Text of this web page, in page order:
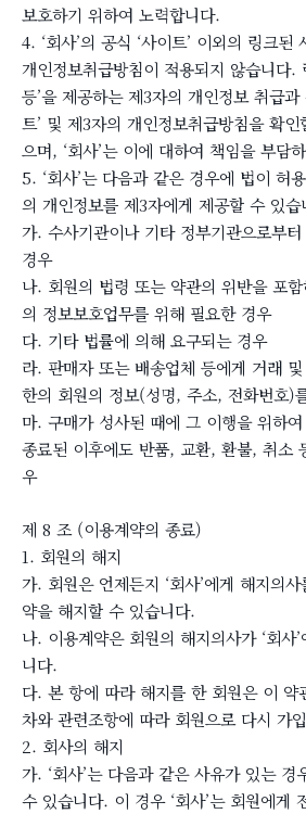
보호하기 위하여 노력합니다.
4. ‘회사’의 공식 ‘사이트’ 이외의 링크된
개인정보취급방침이 적용되지 않습니다.
등’을 제공하는 제3자의 개인정보 취급과
트’ 및 제3자의 개인정보취급방침을 확
으며, ‘회사’는 이에 대하여 책임을 부담
5. ‘회사’는 다음과 같은 경우에 법이 허
의 개인정보를 제3자에게 제공할 수 있습
가. 수사기관이나 기타 정부기관으로부
경우
나. 회원의 법령 또는 약관의 위반을 포
의 정보보호업무를 위해 필요한 경우
다. 기타 법률에 의해 요구되는 경우
라. 판매자 또는 배송업체 등에게 거래
한의 회원의 정보(성명, 주소, 전화번호)
마. 구매가 성사된 때에 그 이행을 위하
종료된 이후에도 반품, 교환, 환불, 취소
우
제 8 조 (이용계약의 종료)
1. 회원의 해지
가. 회원은 언제든지 ‘회사’에게 해지의
약을 해지할 수 있습니다.
나. 이용계약은 회원의 해지의사가 ‘회사
니다.
다. 본 항에 따라 해지를 한 회원은 이 약
차와 관련조항에 따라 회원으로 다시 가
2. 회사의 해지
가. ‘회사’는 다음과 같은 사유가 있는
수 있습니다. 이 경우 ‘회사’는 회원에게